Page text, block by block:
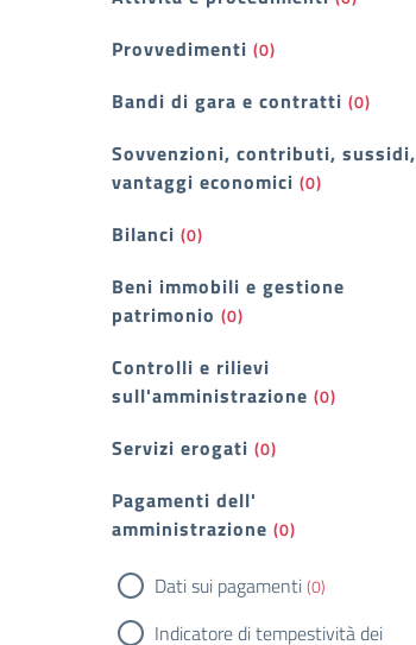
Provvedimenti (0)
Bandi di gara e contratti (0)
Sovvenzioni, contributi, sussidi,
vantaggi economici (0)
Bilanci (0)
Beni immobili e gestione
patrimonio (0)
Controlli e rilievi
sull'amministrazione (0)
Servizi erogati (0)
Pagamenti dell'
amministrazione (0)
Dati sui pagamenti(0)
Indicatore di tempestività dei